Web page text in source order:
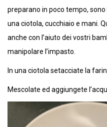
preparano in poco tempo,
una ciotola, cucchiaio e mani.
anche con l’aiuto dei vostri
manipolare l’impasto.
In una ciotola setacciate la
Mescolate ed aggiungete